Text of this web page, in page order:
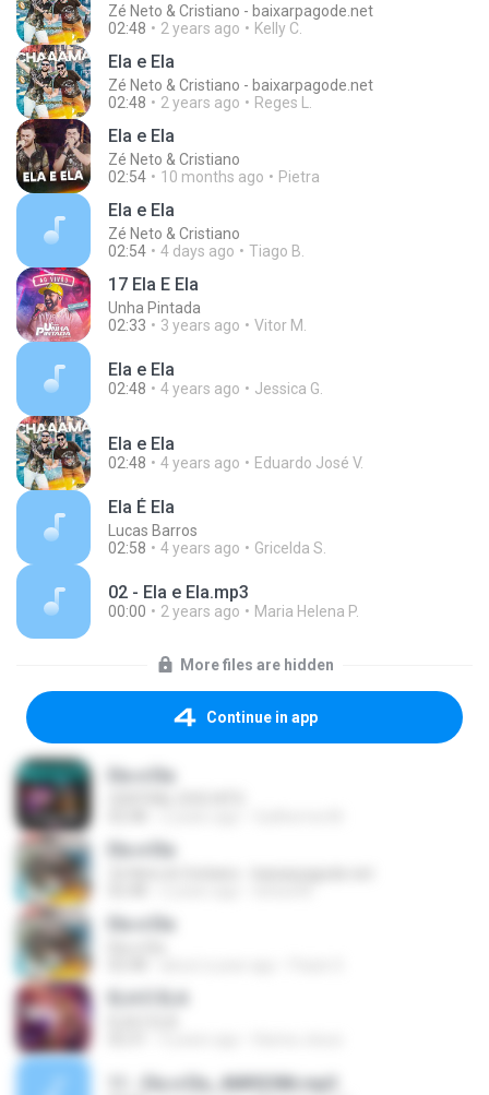
Zé Neto & Cristiano - baixarpagode.net
02:48
2 years ago Kelly C.
Ela e Ela
Zé Neto & Cristiano - baixarpagode.net
02:48
2 years ago Reges L.
Ela e Ela
Zé Neto & Cristiano
02:54
10 months ago Pietra
Ela e Ela
Zé Neto & Cristiano
02:54
4 days ago Tiago B.
17 Ela E Ela
Unha Pintada
02:33
3 years ago Vitor M.
Ela e Ela
02:48 4 years ago Jessica G.
Ela e Ela
02:48 4 years ago Eduardo José V.
Ela É Ela
Lucas Barros
02:58
4 years ago Gricelda S.
02 - Ela e Ela.mp3
00:00 2 years ago Maria Helena P.
More files are hidden
Continue in app
Ela e Ela
Ela e Ela
Ela e Ela
11 - Ela e Ela_46892386.mp3